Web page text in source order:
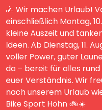
🚴 Wir machen Urlaub!
einschließlich Montag,
kleine Auszeit und
Ideen. Ab Dienstag, 11.
voller Power, guter
da – bereit für alles
euer Verständnis. Wir
nach unserem Urlaub
Bike Sport Höhn 🚲☀️